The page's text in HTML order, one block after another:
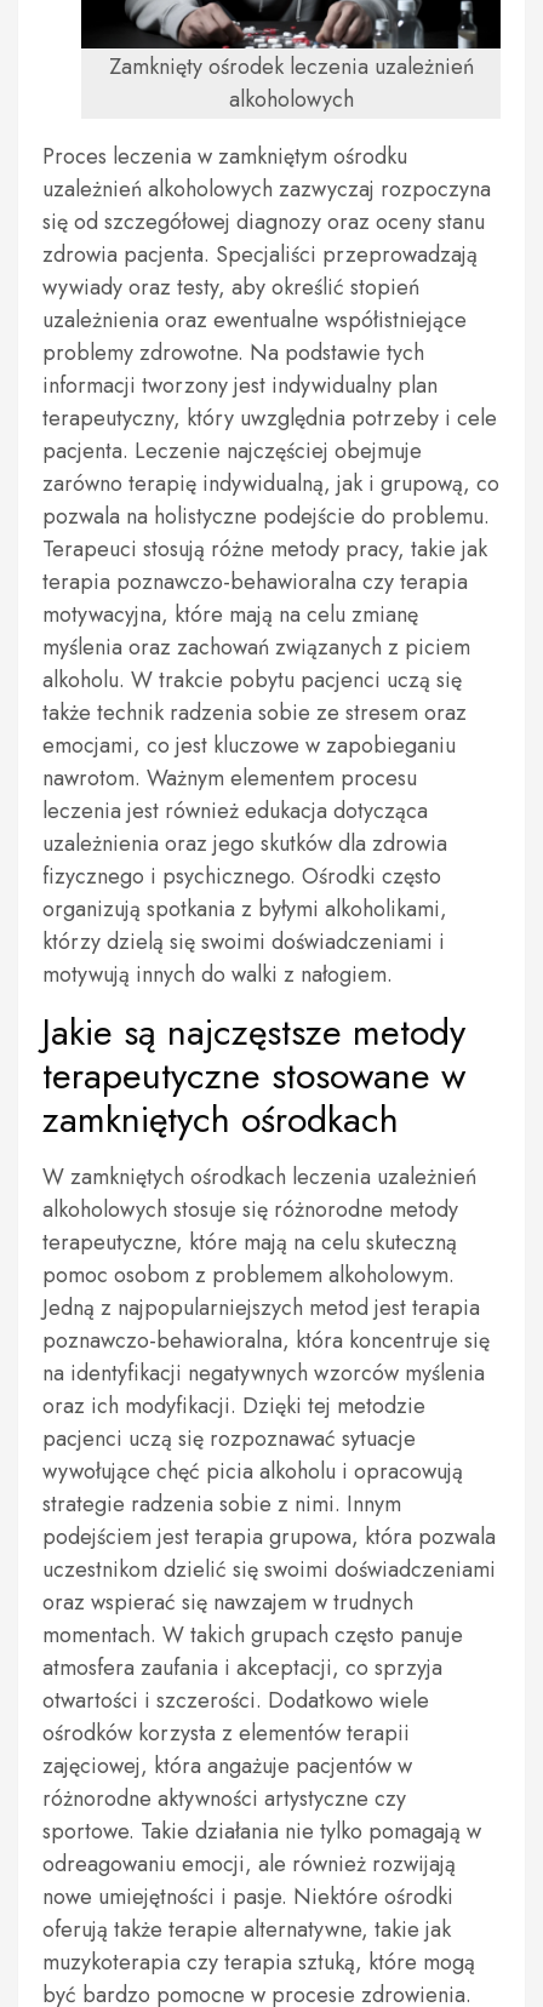
Zamknięty ośrodek leczenia uzależnień
alkoholowych
Proces leczenia w zamkniętym ośrodku
uzależnień alkoholowych zazwyczaj rozpoczyna
się od szczegółowej diagnozy oraz oceny stanu
zdrowia pacjenta. Specjaliści przeprowadzają
wywiady oraz testy, aby określić stopień
uzależnienia oraz ewentualne współistniejące
problemy zdrowotne. Na podstawie tych
informacji tworzony jest indywidualny plan
terapeutyczny, który uwzględnia potrzeby i cele
pacjenta. Leczenie najczęściej obejmuje
zarówno terapię indywidualną, jak i grupową, co
pozwala na holistyczne podejście do problemu.
Terapeuci stosują różne metody pracy, takie jak
terapia poznawczo-behawioralna czy terapia
motywacyjna, które mają na celu zmianę
myślenia oraz zachowań związanych z piciem
alkoholu. W trakcie pobytu pacjenci uczą się
także technik radzenia sobie ze stresem oraz
emocjami, co jest kluczowe w zapobieganiu
nawrotom. Ważnym elementem procesu
leczenia jest również edukacja dotycząca
uzależnienia oraz jego skutków dla zdrowia
fizycznego i psychicznego. Ośrodki często
organizują spotkania z byłymi alkoholikami,
którzy dzielą się swoimi doświadczeniami i
motywują innych do walki z nałogiem.
Jakie są najczęstsze metody
terapeutyczne stosowane w
zamkniętych ośrodkach
W zamkniętych ośrodkach leczenia uzależnień
alkoholowych stosuje się różnorodne metody
terapeutyczne, które mają na celu skuteczną
pomoc osobom z problemem alkoholowym.
Jedną z najpopularniejszych metod jest terapia
poznawczo-behawioralna, która koncentruje się
na identyfikacji negatywnych wzorców myślenia
oraz ich modyfikacji. Dzięki tej metodzie
pacjenci uczą się rozpoznawać sytuacje
wywołujące chęć picia alkoholu i opracowują
strategie radzenia sobie z nimi. Innym
podejściem jest terapia grupowa, która pozwala
uczestnikom dzielić się swoimi doświadczeniami
oraz wspierać się nawzajem w trudnych
momentach. W takich grupach często panuje
atmosfera zaufania i akceptacji, co sprzyja
otwartości i szczerości. Dodatkowo wiele
ośrodków korzysta z elementów terapii
zajęciowej, która angażuje pacjentów w
różnorodne aktywności artystyczne czy
sportowe. Takie działania nie tylko pomagają w
odreagowaniu emocji, ale również rozwijają
nowe umiejętności i pasje. Niektóre ośrodki
oferują także terapie alternatywne, takie jak
muzykoterapia czy terapia sztuką, które mogą
być bardzo pomocne w procesie zdrowienia.